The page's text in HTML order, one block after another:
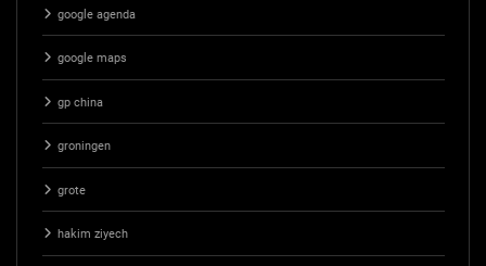
google agenda
google maps
gp china
groningen
grote
hakim ziyech